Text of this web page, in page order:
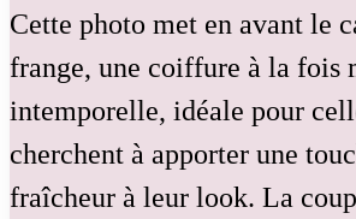
Cette photo met en avant le
frange, une coiffure à la fois
intemporelle, idéale pour
cherchent à apporter une
fraîcheur à leur look. La